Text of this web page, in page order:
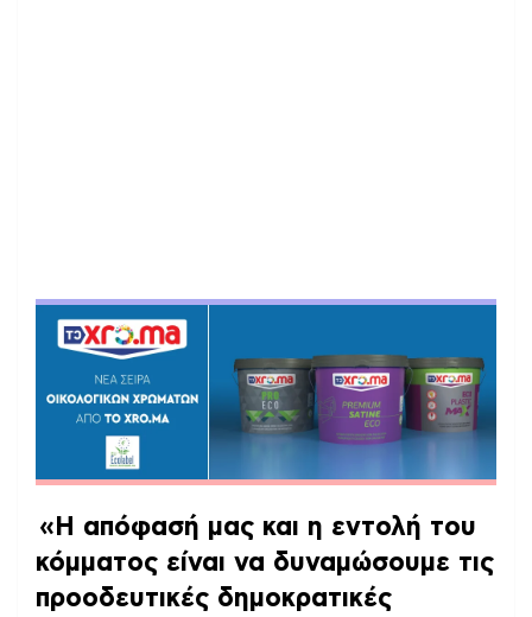
«Η απόφασή μας και η εντολή του
κόμματος είναι να δυναμώσουμε τις
προοδευτικές δημοκρατικές